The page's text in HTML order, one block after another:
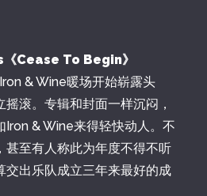
Cease To Begin》
& Wine暖场开始崭露头
滚。专辑和封面一样沉闷，
Iron & Wine来得轻快动人。不
甚至有人称此为年度不得不听
交出乐队成立三年来最好的成